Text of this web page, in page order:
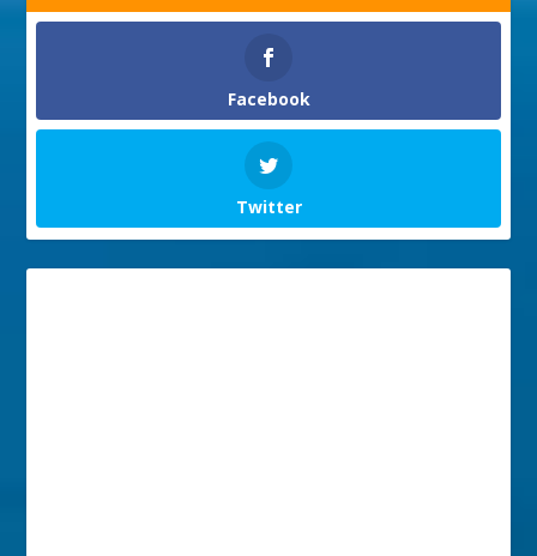
Facebook
Twitter